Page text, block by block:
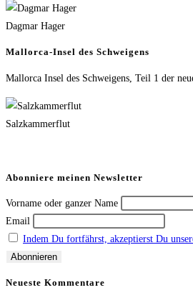
Dagmar Hager
Mallorca-Insel des Schweigens
Mallorca Insel des Schweigens, Teil 1 der
Salzkammerflut
Abonniere meinen Newsletter
Vorname oder ganzer Name
Email
Indem Du fortfährst, akzeptierst Du
Neueste Kommentare